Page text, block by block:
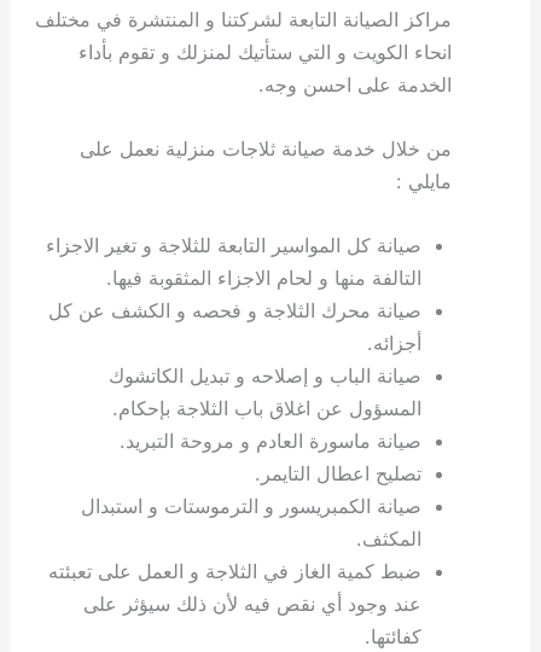
مراكز الصيانة التابعة لشركتنا و المنتشرة في مختلف
انحاء الكويت و التي ستأتيك لمنزلك و تقوم بأداء
الخدمة على احسن وجه.
من خلال خدمة صيانة ثلاجات منزلية نعمل على
مايلي :
صيانة كل المواسير التابعة للثلاجة و تغير الاجزاء
التالفة منها و لحام الاجزاء المثقوبة فيها.
صيانة محرك الثلاجة و فحصه و الكشف عن كل
أجزائه.
صيانة الباب و إصلاحه و تبديل الكاتشوك
المسؤول عن اغلاق باب الثلاجة بإحكام.
صيانة ماسورة العادم و مروحة التبريد.
تصليح اعطال التايمر.
صيانة الكمبريسور و الترموستات و استبدال
المكثف.
ضبط كمية الغاز في الثلاجة و العمل على تعبئته
عند وجود أي نقص فيه لأن ذلك سيؤثر على
كفائتها.